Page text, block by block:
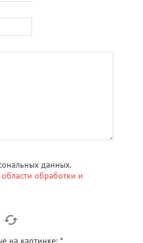
данных.
обработки и
на картинке: *